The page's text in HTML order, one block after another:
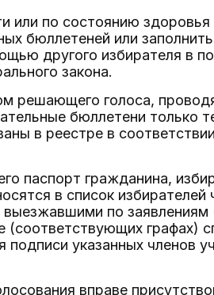
или по состоянию
бюллетеней или
другого избирателя в
закона.
решающего голоса,
бюллетени только
в реестре в
паспорт гражданина,
в список избирателей
по
графах)
указанных членов
вправе